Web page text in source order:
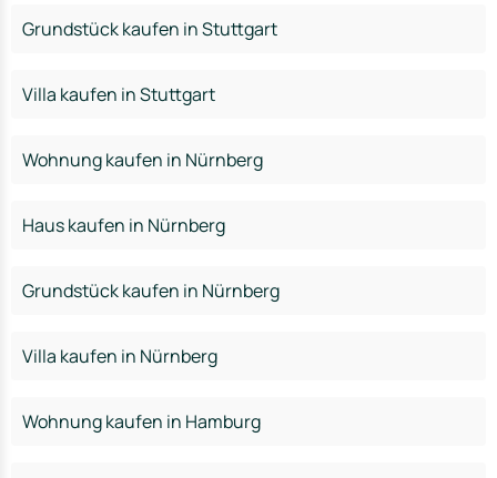
Grundstück kaufen in Stuttgart
Villa kaufen in Stuttgart
Wohnung kaufen in Nürnberg
Haus kaufen in Nürnberg
Grundstück kaufen in Nürnberg
Villa kaufen in Nürnberg
Wohnung kaufen in Hamburg